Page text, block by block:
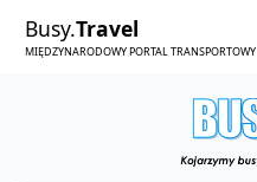
Busy.Travel
MIĘDZYNARODOWY PORTAL TRANSPORTOWY